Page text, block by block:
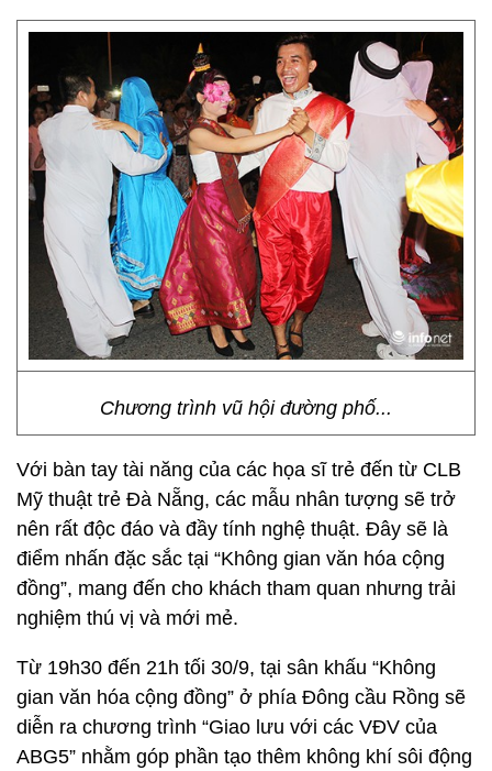
Chương trình vũ hội đường phố...
Với bàn tay tài năng của các họa sĩ trẻ đến từ CLB
Mỹ thuật trẻ Đà Nẵng, các mẫu nhân tượng sẽ trở
nên rất độc đáo và đầy tính nghệ thuật. Đây sẽ là
điểm nhấn đặc sắc tại “Không gian văn hóa cộng
đồng”, mang đến cho khách tham quan nhưng trải
nghiệm thú vị và mới mẻ.
Từ 19h30 đến 21h tối 30/9, tại sân khấu “Không
gian văn hóa cộng đồng” ở phía Đông cầu Rồng sẽ
diễn ra chương trình “Giao lưu với các VĐV của
ABG5” nhằm góp phần tạo thêm không khí sôi động